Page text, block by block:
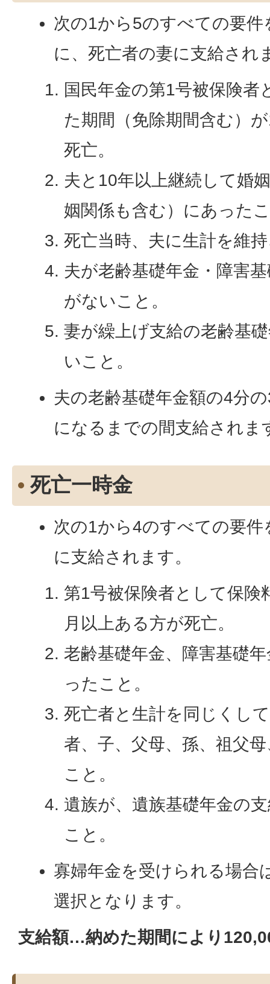
次の1から5のすべての要
に、死亡者の妻に支給され
国民年金の第1号被保険者
た期間（免除期間含む）
死亡。
夫と10年以上継続して婚
姻関係も含む）にあった
死亡当時、夫に生計を維
夫が老齢基礎年金・障害
がないこと。
妻が繰上げ支給の老齢基
いこと。
夫の老齢基礎年金額の4分
になるまでの間支給されま
死亡一時金
次の1から4のすべての要
に支給されます。
第1号被保険者として保険
月以上ある方が死亡。
老齢基礎年金、障害基礎
ったこと。
死亡者と生計を同じくし
者、子、父母、孫、祖父
こと。
遺族が、遺族基礎年金の
こと。
寡婦年金を受けられる場合
選択となります。
支給額…納めた期間により